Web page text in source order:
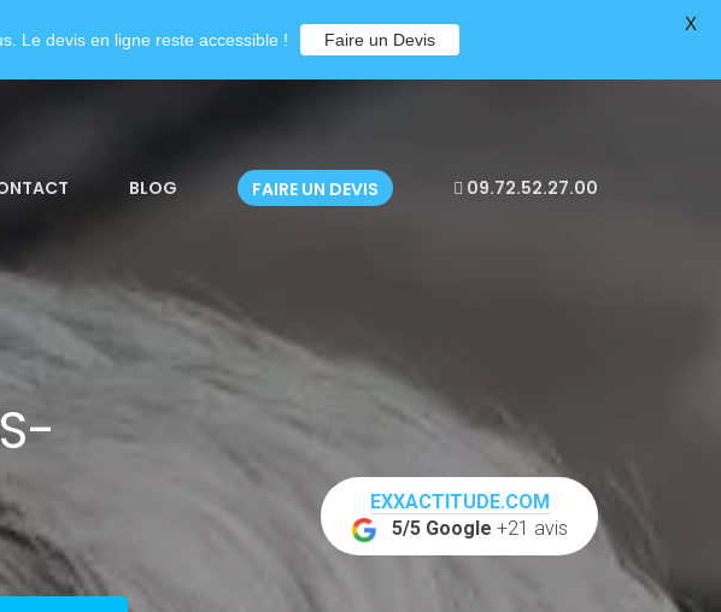
BLOG FAIRE UN DEVIS 09.72.52.27.00
EXXACTITUDE.COM
5/5 Google +21 avis
Le devis en ligne reste accessible ! Faire un Devis
X